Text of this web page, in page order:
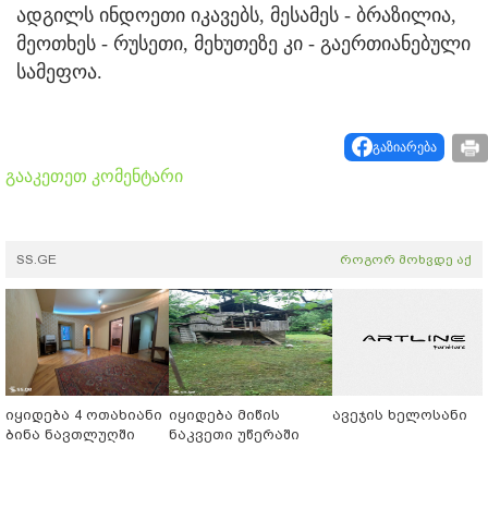
ადგილს ინდოეთი იკავებს, მესამეს - ბრაზილია,
მეოთხეს - რუსეთი, მეხუთეზე კი - გაერთიანებული
სამეფოა.
გაზიარება
გააკეთეთ კომენტარი
SS.GE როგორ მოხვდე აქ
იყიდება 4 ოთახიანი
ბინა ნავთლუღში
იყიდება მიწის
ნაკვეთი უწერაში
ავეჯის ხელოსანი